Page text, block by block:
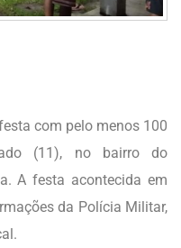
com pelo menos 100
(11), no bairro do
A festa acontecida em
da Polícia Militar,